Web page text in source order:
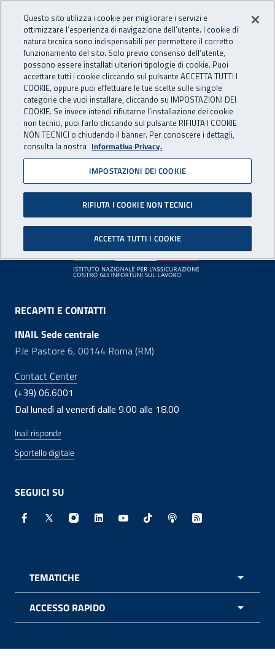
INAIL - Istituto Nazionale
Apri cerca
Navigazione principale
Pagina non disponibile
Il contenuto non è stato trovato. Per continuare la
navigazione è possibile ritornare alla
Footer
RECAPITI E CONTATTI
INAIL Sede centrale
P.le Pastore 6, 00144 Roma (RM)
Contact Center
(+39) 06.6001
Dal lunedì al venerdì dalle 9.00 alle 18.00
Inail risponde
Sportello digitale
SEGUICI SU
Facebook - Sito esterno - Apertura in nuova finestra
X - Sito esterno - Apertura in nuova finestra
Instagram - Sito esterno - Apertura in
Linkedin - Sito esterno - Apertura in
Youtube - Sito esterno -
TikTok - Sito esterno -
Spreaker - Sito
Feed RSS -
TEMATICHE
ACCESSO RAPIDO
Questo sito utilizza i cookie per migliorare i servizi e
ottimizzare l’esperienza di navigazione dell’utente. I cookie di
natura tecnica sono indispensabili per permettere il corretto
funzionamento del sito. Solo previo consenso dell’utente,
possono essere installati ulteriori tipologie di cookie. Puoi
accettare tutti i cookie cliccando sul pulsante ACCETTA TUTTI I
COOKIE, oppure puoi effettuare le tue scelte sulle singole
categorie che vuoi installare, cliccando su IMPOSTAZIONI DEI
COOKIE. Se invece intendi rifiutarne l’installazione dei cookie
non tecnici, puoi farlo cliccando sul pulsante RIFIUTA I COOKIE
NON TECNICI o chiudendo il banner. Per conoscere i dettagli,
consulta la nostra Informativa Privacy.
IMPOSTAZIONI DEI COOKIE
RIFIUTA I COOKIE NON TECNICI
ACCETTA TUTTI I COOKIE